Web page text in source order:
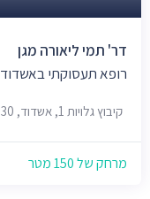
דר' תמי ליאורה מגן
רופא תעסוקתי באשדוד
קיבוץ גלויות 1, אשדוד, 7732830
מרחק של 150 מטר